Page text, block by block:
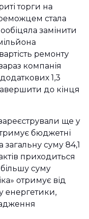
торги на
стала
замінити
ремонту
компанія
1,3
до кінця
ще у
бюджетні
суму 84,1
приходиться
суму
отримує від
енергетики,